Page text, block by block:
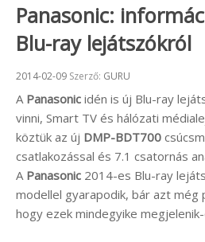
Panasonic:
Blu-ray lejátszókról
Beküldve:
2014-02-09 Szerző: GURU
A Panasonic idén is új Blu-ray
vinni, Smart TV és hálózati
köztük az új DMP-BDT700
csatlakozással és 7.1 csatornás
A Panasonic 2014-es Blu-ray
modellel gyarapodik, bár azt még
hogy ezek mindegyike